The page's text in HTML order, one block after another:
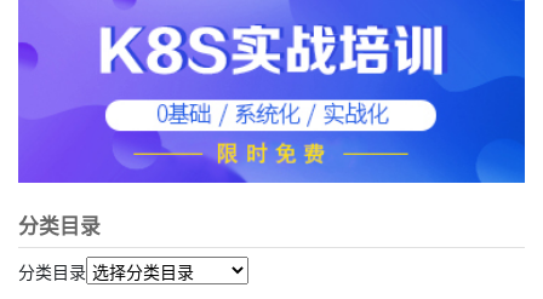
分类目录
分类目录